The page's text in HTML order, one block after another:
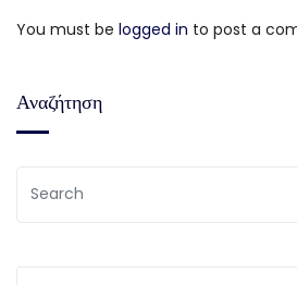
You must be logged in to post a
Αναζήτηση